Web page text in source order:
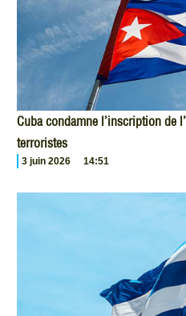
Cuba condamne l’inscription de
terroristes
3 juin 2026 14:51